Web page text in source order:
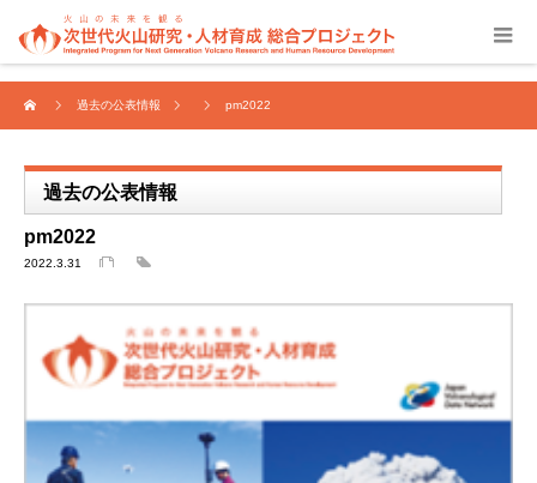
過去の公表情報 pm2022
過去の公表情報
pm2022
2022.3.31